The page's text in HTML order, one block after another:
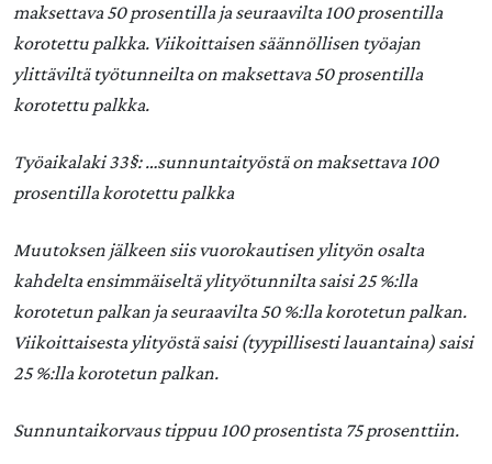
maksettava 50 prosentilla ja seuraavilta 100 prosentilla
korotettu palkka. Viikoittaisen säännöllisen työajan
ylittäviltä työtunneilta on maksettava 50 prosentilla
korotettu palkka.
Työaikalaki 33§: …sunnuntaityöstä on maksettava 100
prosentilla korotettu palkka
Muutoksen jälkeen siis vuorokautisen ylityön osalta
kahdelta ensimmäiseltä ylityötunnilta saisi 25 %:lla
korotetun palkan ja seuraavilta 50 %:lla korotetun palkan.
Viikoittaisesta ylityöstä saisi (tyypillisesti lauantaina) saisi
25 %:lla korotetun palkan.
Sunnuntaikorvaus tippuu 100 prosentista 75 prosenttiin.